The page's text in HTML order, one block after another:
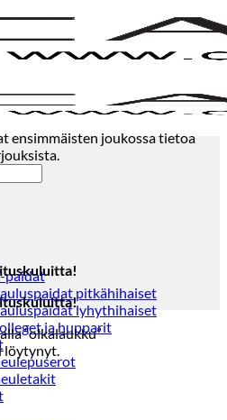
paidat
pitkähihaiset
lyhythihaiset
ja hupparit
ensimmäisten joukossa tietoa
“olkalaukku”
löytynyt.